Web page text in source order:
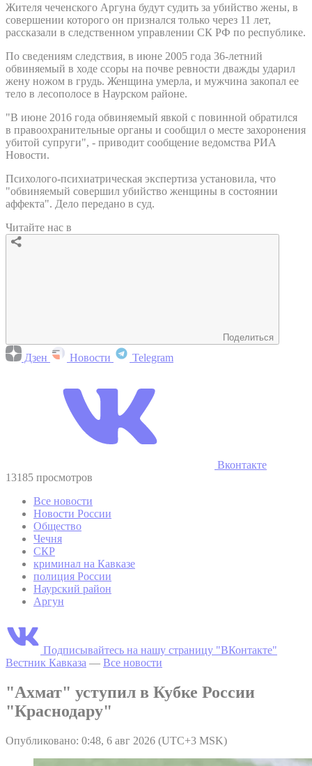
Жителя чеченского Аргуна будут судить за убийство жены, в
совершении которого он признался только через 11 лет,
рассказали в следственном управлении СК РФ по республике.
По сведениям следствия, в июне 2005 года 36-летний
обвиняемый в ходе ссоры на почве ревности дважды ударил
жену ножом в грудь. Женщина умерла, и мужчина закопал ее
тело в лесополосе в Наурском районе.
"В июне 2016 года обвиняемый явкой с повинной обратился
в правоохранительные органы и сообщил о месте захоронения
убитой супруги", - приводит сообщение ведомства РИА
Новости.
Психолого-психиатрическая экспертиза установила, что
"обвиняемый совершил убийство женщины в состоянии
аффекта". Дело передано в суд.
Читайте нас в
Поделиться
Дзен Новости Telegram
Вконтакте
13185 просмотров
Все новости
Новости России
Общество
Чечня
СКР
криминал на Кавказе
полиция России
Наурский район
Аргун
Подписывайтесь на нашу страницу "ВКонтакте"
Вестник Кавказа — Все новости
"Ахмат" уступил в Кубке России
"Краснодару"
Опубликовано: 0:48, 6 авг 2026 (UTC+3 MSK)